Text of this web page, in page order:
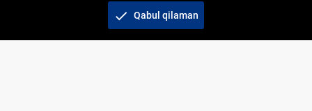
tashkil etish" AJ. Barcha huquqlar himoyalangan
check Qabul qilaman